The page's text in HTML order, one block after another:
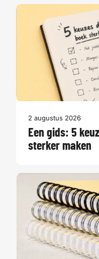
2 augustus 2026
Een gids: 5
sterker maken